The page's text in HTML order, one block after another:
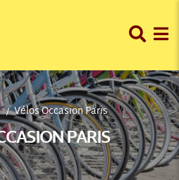
Vélos Occasion Paris
PARIS